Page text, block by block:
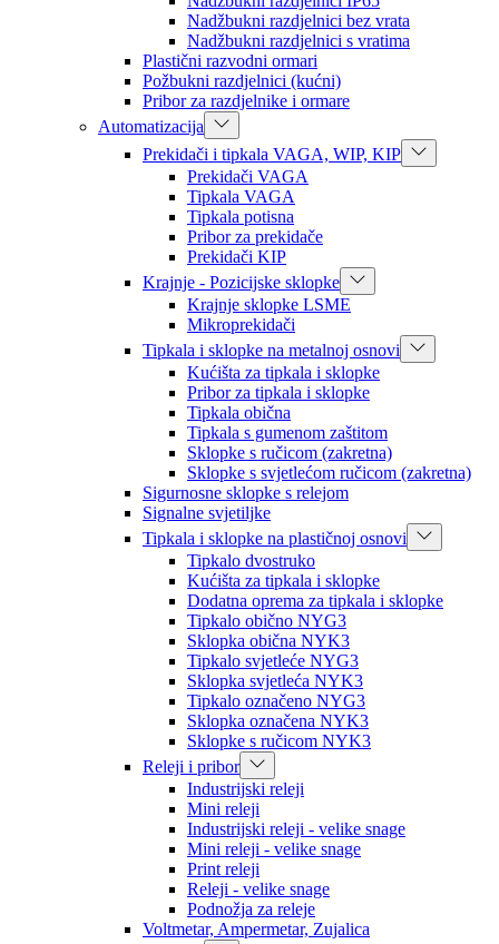
Nadžbukni razdjelnici bez vrata
Nadžbukni razdjelnici s vratima
Plastični razvodni ormari
Požbukni razdjelnici (kućni)
Pribor za razdjelnike i ormare
Automatizacija
Prekidači i tipkala VAGA, WIP, KIP
Prekidači VAGA
Tipkala VAGA
Tipkala potisna
Pribor za prekidače
Prekidači KIP
Krajnje - Pozicijske sklopke
Krajnje sklopke LSME
Mikroprekidači
Tipkala i sklopke na metalnoj osnovi
Kućišta za tipkala i sklopke
Pribor za tipkala i sklopke
Tipkala obična
Tipkala s gumenom zaštitom
Sklopke s ručicom (zakretna)
Sklopke s svjetlećom ručicom (zakretna)
Sigurnosne sklopke s relejom
Signalne svjetiljke
Tipkala i sklopke na plastičnoj osnovi
Tipkalo dvostruko
Kućišta za tipkala i sklopke
Dodatna oprema za tipkala i sklopke
Tipkalo obično NYG3
Sklopka obična NYK3
Tipkalo svjetleće NYG3
Sklopka svjetleća NYK3
Tipkalo označeno NYG3
Sklopka označena NYK3
Sklopke s ručicom NYK3
Releji i pribor
Industrijski releji
Mini releji
Industrijski releji - velike snage
Mini releji - velike snage
Print releji
Releji - velike snage
Podnožja za releje
Voltmetar, Ampermetar, Zujalica